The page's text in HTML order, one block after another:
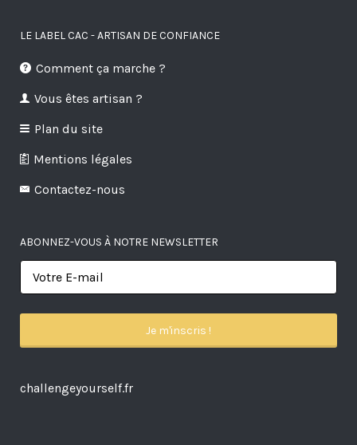
LE LABEL CAC - ARTISAN DE CONFIANCE
Comment ça marche ?
Vous êtes artisan ?
Plan du site
Mentions légales
Contactez-nous
ABONNEZ-VOUS À NOTRE NEWSLETTER
challengeyourself.fr